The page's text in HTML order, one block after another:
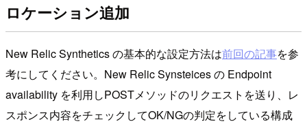
ロケーション追加
New Relic Synthetics の基本的な設定方法は前回の記事を参
考にしてください。New Relic Synsteices の Endpoint
availability を利用しPOSTメソッドのリクエストを送り、レ
スポンス内容をチェックしてOK/NGの判定をしている構成